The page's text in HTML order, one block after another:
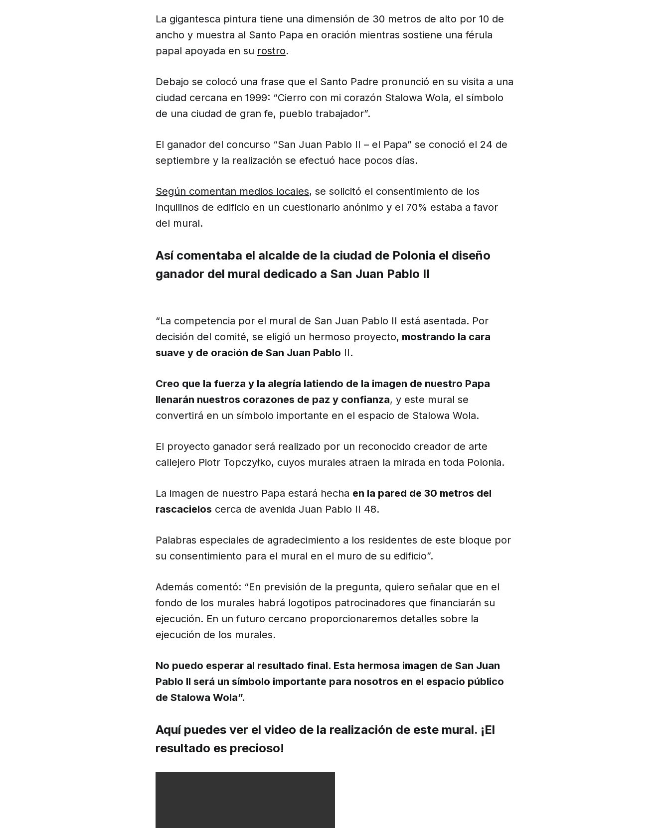
La gigantesca pintura tiene una dimensión de 30 metros de alto por 10 de
ancho y muestra al Santo Papa en oración mientras sostiene una férula
papal apoyada en su rostro.
Debajo se colocó una frase que el Santo Padre pronunció en su visita a una
ciudad cercana en 1999: “Cierro con mi corazón Stalowa Wola, el símbolo
de una ciudad de gran fe, pueblo trabajador”.
El ganador del concurso “San Juan Pablo II – el Papa” se conoció el 24 de
septiembre y la realización se efectuó hace pocos días.
Según comentan medios locales, se solicitó el consentimiento de los
inquilinos de edificio en un cuestionario anónimo y el 70% estaba a favor
del mural.
Así comentaba el alcalde de la ciudad de Polonia el diseño
ganador del mural dedicado a San Juan Pablo II
“La competencia por el mural de San Juan Pablo II está asentada. Por
decisión del comité, se eligió un hermoso proyecto, mostrando la cara
suave y de oración de San Juan Pablo II.
Creo que la fuerza y la alegría latiendo de la imagen de nuestro Papa
llenarán nuestros corazones de paz y confianza, y este mural se
convertirá en un símbolo importante en el espacio de Stalowa Wola.
El proyecto ganador será realizado por un reconocido creador de arte
callejero Piotr Topczyłko, cuyos murales atraen la mirada en toda Polonia.
La imagen de nuestro Papa estará hecha en la pared de 30 metros del
rascacielos cerca de avenida Juan Pablo II 48.
Palabras especiales de agradecimiento a los residentes de este bloque por
su consentimiento para el mural en el muro de su edificio”.
Además comentó: “En previsión de la pregunta, quiero señalar que en el
fondo de los murales habrá logotipos patrocinadores que financiarán su
ejecución. En un futuro cercano proporcionaremos detalles sobre la
ejecución de los murales.
No puedo esperar al resultado final. Esta hermosa imagen de San Juan
Pablo II será un símbolo importante para nosotros en el espacio público
de Stalowa Wola”.
Aquí puedes ver el video de la realización de este mural. ¡El
resultado es precioso!